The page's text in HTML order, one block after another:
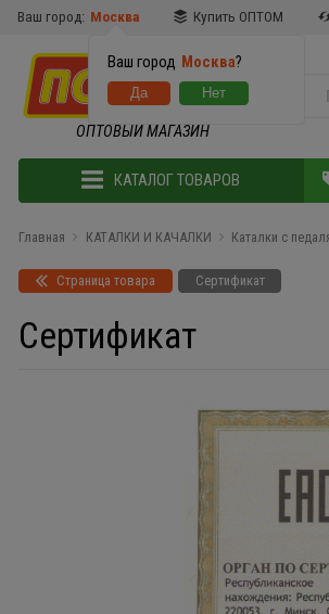
Ваш город: Москва
Ваш город Москва?
Купить ОПТОМ
ОПТОВЫЙ МАГАЗИН
КАТАЛОГ ТОВАРОВ
Главная КАТАЛКИ И КАЧАЛКИ Каталки с
Страница товара Сертификат
Сертификат